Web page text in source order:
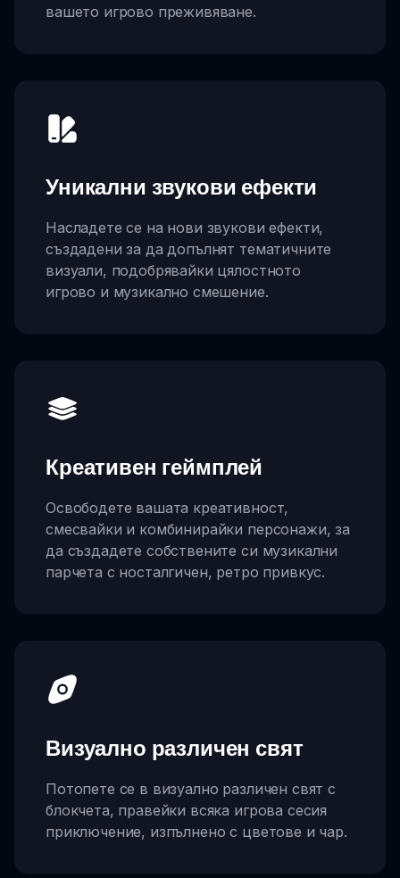
вашето игрово преживяване.
Уникални звукови ефекти
Насладете се на нови звукови ефекти,
създадени за да допълнят тематичните
визуали, подобрявайки цялостното
игрово и музикално смешение.
Креативен геймплей
Освободете вашата креативност,
смесвайки и комбинирайки персонажи, за
да създадете собствените си музикални
парчета с носталгичен, ретро привкус.
Визуално различен свят
Потопете се в визуално различен свят с
блокчета, правейки всяка игрова сесия
приключение, изпълнено с цветове и чар.